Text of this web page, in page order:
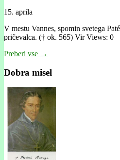
15. aprila
V mestu Vannes, spomin svetega
pričevalca. († ok. 565) Vir Views: 0
Preberi vse →
Dobra misel